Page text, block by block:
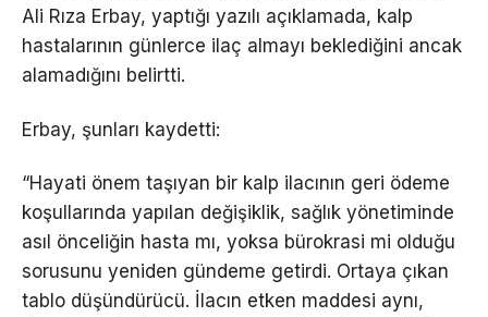
Ali Rıza Erbay, yaptığı yazılı açıklamada, kalp
hastalarının günlerce ilaç almayı beklediğini ancak
alamadığını belirtti.
Erbay, şunları kaydetti:
“Hayati önem taşıyan bir kalp ilacının geri ödeme
koşullarında yapılan değişiklik, sağlık yönetiminde
asıl önceliğin hasta mı, yoksa bürokrasi mi olduğu
sorusunu yeniden gündeme getirdi. Ortaya çıkan
tablo düşündürücü. İlacın etken maddesi aynı,